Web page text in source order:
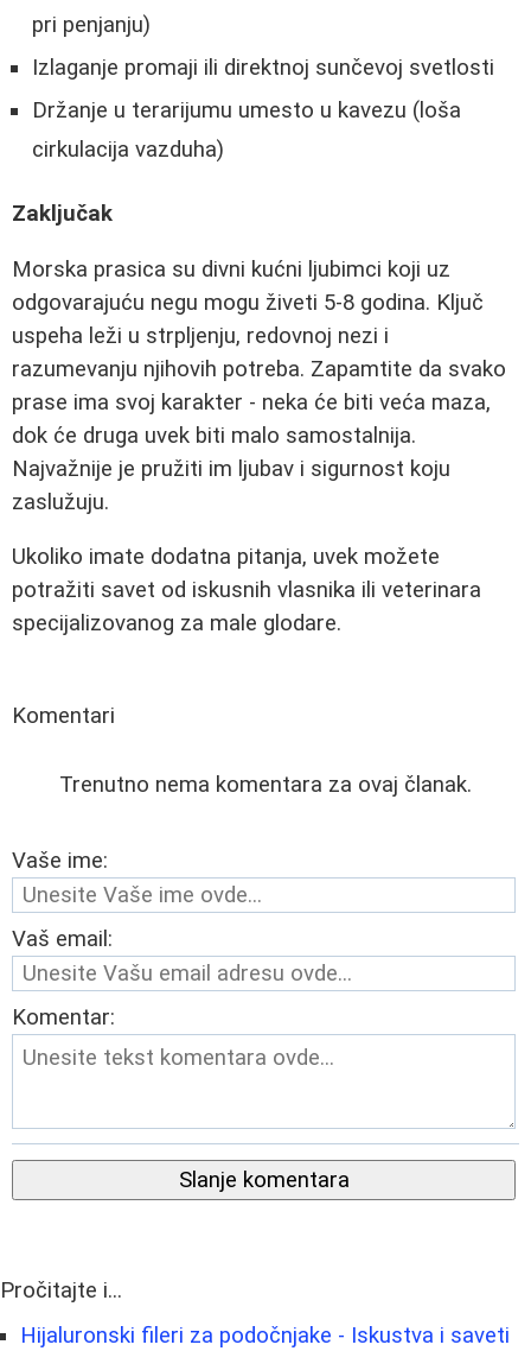
pri penjanju)
Izlaganje promaji ili direktnoj sunčevoj svetlosti
Držanje u terarijumu umesto u kavezu (loša
cirkulacija vazduha)
Zaključak
Morska prasica su divni kućni ljubimci koji uz
odgovarajuću negu mogu živeti 5-8 godina. Ključ
uspeha leži u strpljenju, redovnoj nezi i
razumevanju njihovih potreba. Zapamtite da svako
prase ima svoj karakter - neka će biti veća maza,
dok će druga uvek biti malo samostalnija.
Najvažnije je pružiti im ljubav i sigurnost koju
zaslužuju.
Ukoliko imate dodatna pitanja, uvek možete
potražiti savet od iskusnih vlasnika ili veterinara
specijalizovanog za male glodare.
Komentari
Trenutno nema komentara za ovaj članak.
Vaše ime:
Vaš email:
Komentar:
Slanje komentara
Pročitajte i...
Hijaluronski fileri za podočnjake - Iskustva i saveti